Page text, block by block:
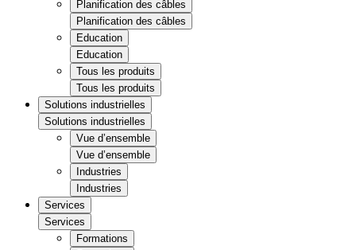
Planification des câbles
Planification des câbles
Education
Education
Tous les produits
Tous les produits
Solutions industrielles
Solutions industrielles
Vue d’ensemble
Vue d’ensemble
Industries
Industries
Services
Services
Formations